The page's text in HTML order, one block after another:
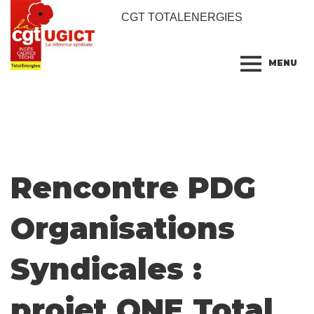
CGT TOTALENERGIES
MENU
Rencontre PDG
Organisations
Syndicales :